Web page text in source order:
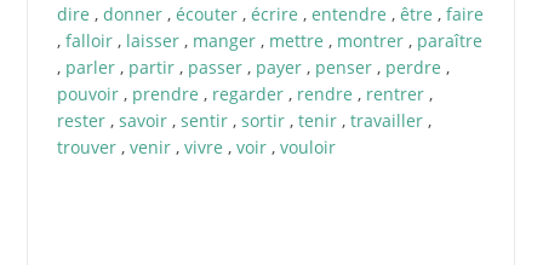
dire , donner, écouter, écrire , entendre , être , faire
, falloir, laisser, manger, mettre , montrer, paraître
, parler, partir, passer, payer, penser, perdre ,
pouvoir, prendre , regarder, rendre , rentrer,
rester, savoir, sentir, sortir, tenir, travailler,
trouver, venir, vivre , voir, vouloir